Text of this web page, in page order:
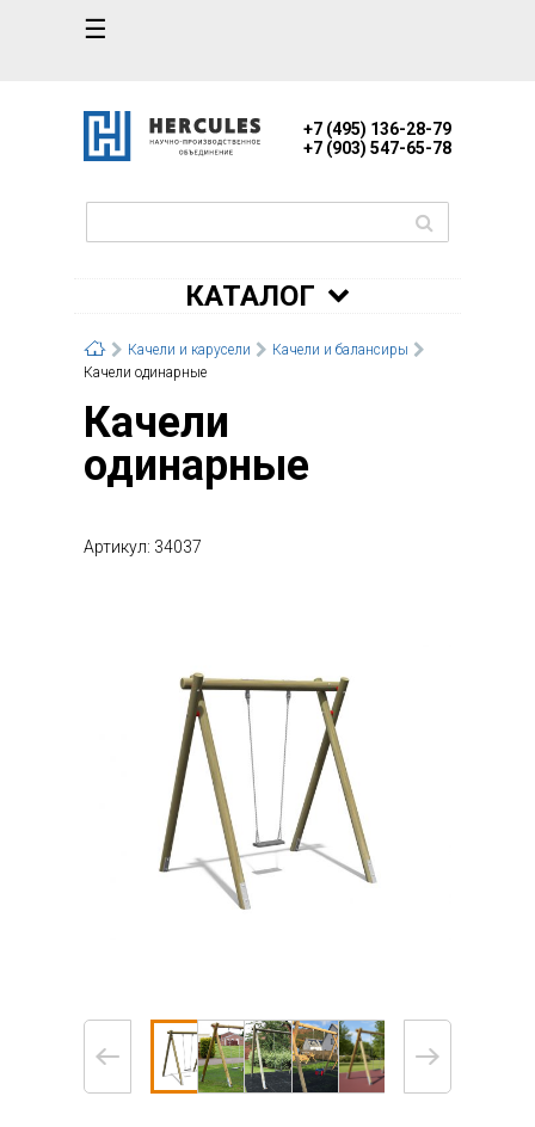
☰
+7 (495) 136-28-79
+7 (903) 547-65-78
КАТАЛОГ
Качели и карусели
Качели и балансиры
Качели одинарные
Качели
одинарные
Артикул: 34037